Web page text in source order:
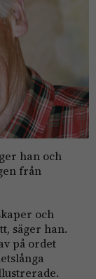
han och
från
och
säger han.
på ordet